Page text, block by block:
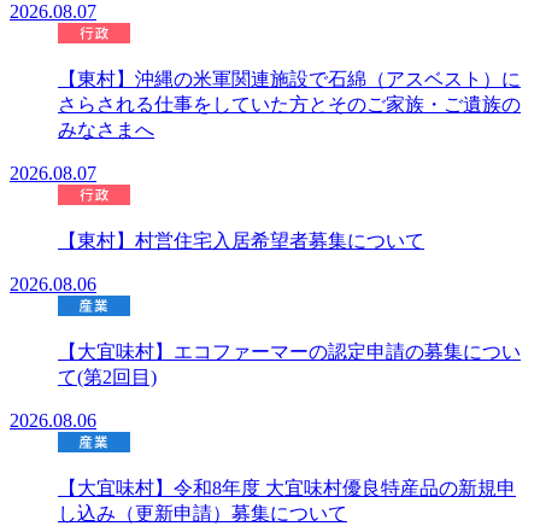
2026.08.07
【東村】沖縄の米軍関連施設で石綿（アスベスト）に
さらされる仕事をしていた方とそのご家族・ご遺族の
みなさまへ
2026.08.07
【東村】村営住宅入居希望者募集について
2026.08.06
【大宜味村】エコファーマーの認定申請の募集につい
て(第2回目)
2026.08.06
【大宜味村】令和8年度 大宜味村優良特産品の新規申
し込み（更新申請）募集について